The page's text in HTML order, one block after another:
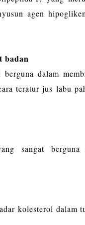
agen
badan
dalam
teratur jus labu
sangat
kolesterol